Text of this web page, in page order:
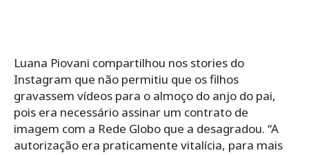
Luana Piovani compartilhou nos stories do
Instagram que não permitiu que os filhos
gravassem vídeos para o almoço do anjo do pai,
pois era necessário assinar um contrato de
imagem com a Rede Globo que a desagradou. “A
autorização era praticamente vitalícia, para mais